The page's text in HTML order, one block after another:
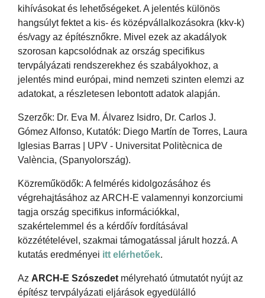
kihívásokat és lehetőségeket. A jelentés különös
hangsúlyt fektet a kis- és középvállalkozásokra (kkv-k)
és/vagy az építésznőkre. Mivel ezek az akadályok
szorosan kapcsolódnak az ország specifikus
tervpályázati rendszerekhez és szabályokhoz, a
jelentés mind európai, mind nemzeti szinten elemzi az
adatokat, a részletesen lebontott adatok alapján.
Szerzők: Dr. Eva M. Álvarez Isidro, Dr. Carlos J.
Gómez Alfonso, Kutatók: Diego Martín de Torres, Laura
Iglesias Barras | UPV - Universitat Politècnica de
València, (Spanyolország).
Közreműködők: A felmérés kidolgozásához és
végrehajtásához az ARCH-E valamennyi konzorciumi
tagja ország specifikus információkkal,
szakértelemmel és a kérdőív fordításával
közzétételével, szakmai támogatással járult hozzá. A
kutatás eredményei itt elérhetőek.
Az ARCH-E Szószedet mélyreható útmutatót nyújt az
építész tervpályázati eljárások egyedülálló